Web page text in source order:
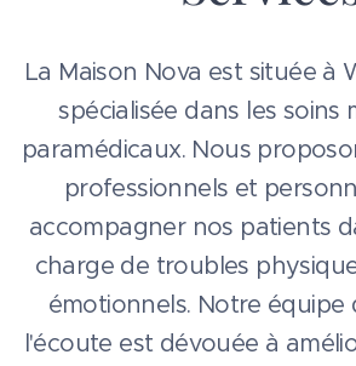
La Maison Nova est située à
spécialisée dans les soins
paramédicaux. Nous
professionnels et
accompagner nos patients
charge de troubles
émotionnels. Notre équipe
l'écoute est dévouée à